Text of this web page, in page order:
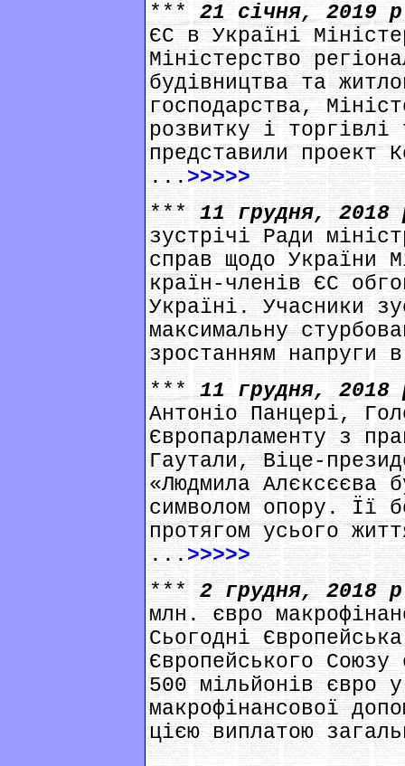
***21 січня, 2019
ЄС в Україні
Міністерство
будівництва та
господарства,
розвитку і торгівлі
представили проект
...>>>>>
***11 грудня,
зустрічі Ради
справ щодо України
країн-членів ЄС
Україні. Учасники
максимальну
зростанням
***11 грудня,
Антоніо Панцері,
Європарламенту з
Гаутали, Віце-
«Людмила Алєксєєва
символом опору. Її
протягом усього
...>>>>>
***2 грудня, 2018
млн. євро
Сьогодні
Європейського Союзу
500 мільйонів євро
макрофінансової
цією виплатою